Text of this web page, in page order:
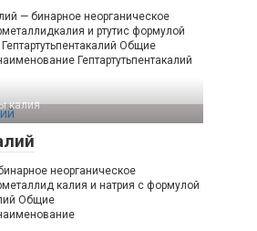
— бинарное неорганическое
и ртутис формулой
Общие
Гептартутьпентакалий
калия‎
неорганическое
калия и натрия с формулой
Общие